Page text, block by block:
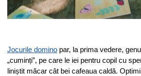
Jocurile domino par, la prima vedere,
„cuminți”, pe care le iei pentru copil cu
liniștit măcar cât bei cafeaua caldă.